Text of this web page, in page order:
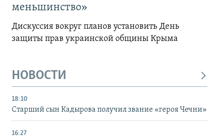
меньшинство»
Дискуссия вокруг планов установить День
защиты прав украинской общины Крыма
НОВОСТИ
18:10
Старший сын Кадырова получил звание «героя Чечни»
16:27